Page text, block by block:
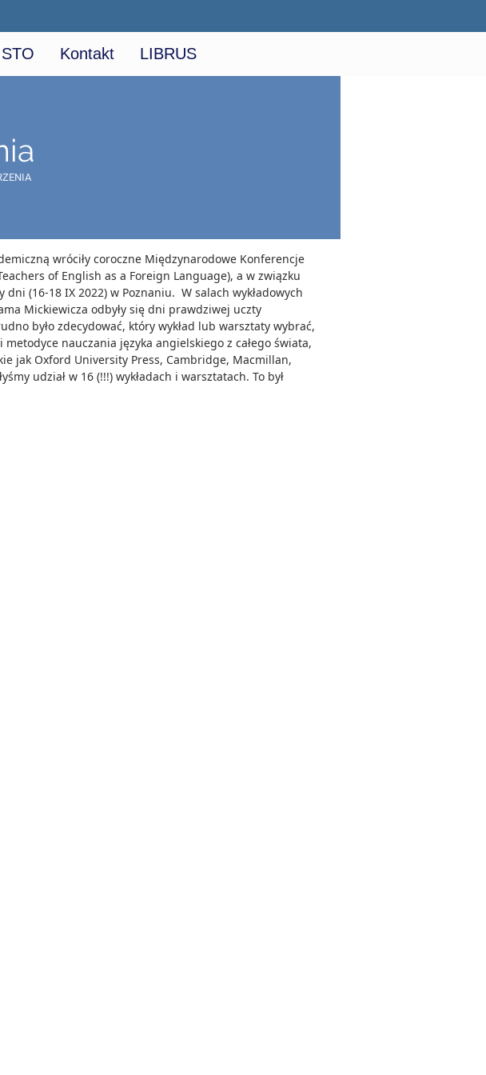
Kontakt LIBRUS
wróciły coroczne Międzynarodowe Konferencje
of English as a Foreign Language), a w związku
dni (16-18 IX 2022) w Poznaniu. W salach wykładowych
Mickiewicza odbyły się dni prawdziwej uczty
było zdecydować, który wykład lub warsztaty wybrać,
nauczania języka angielskiego z całego świata,
jak Oxford University Press, Cambridge, Macmillan,
udział w 16 (!!!) wykładach i warsztatach. To był